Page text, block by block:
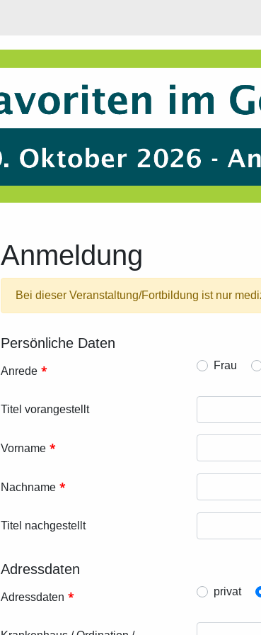
Anmeldung
Bei dieser Veranstaltung/Fortbildung ist nur
Persönliche Daten
Anrede * Frau
Titel vorangestellt
Vorname *
Nachname *
Titel nachgestellt
Adressdaten
Adressdaten * privat